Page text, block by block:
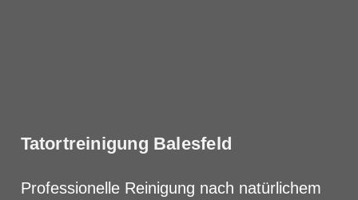
Tatortreinigung Balesfeld
Professionelle Reinigung nach natürlichem